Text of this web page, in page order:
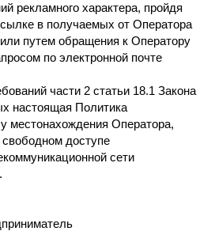
рекламного характера, пройдя
в получаемых от Оператора
путем обращения к Оператору
по электронной почте
части 2 статьи 18.1 Закона
настоящая Политика
местонахождения Оператора,
доступе
сети